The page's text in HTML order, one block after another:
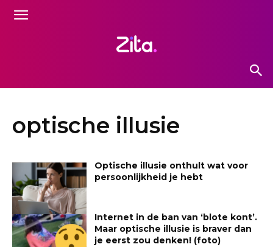
optische illusie
Optische illusie onthult wat voor
persoonlijkheid je hebt
Internet in de ban van ‘blote kont’.
Maar optische illusie is braver dan
je eerst zou denken! (foto)